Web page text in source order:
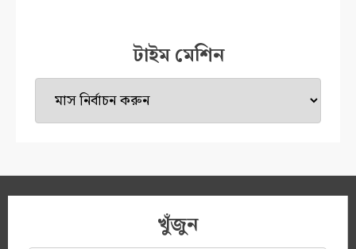
টাইম মেশিন
টাইম
মেশিন
খুঁজুন